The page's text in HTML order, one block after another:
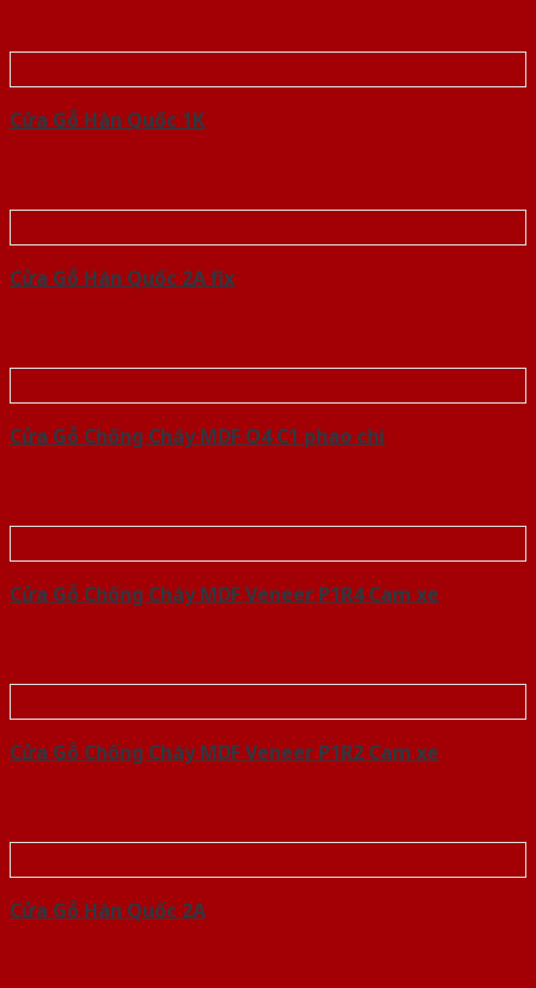
Cửa Gỗ Hàn Quốc 1K
Cửa Gỗ Hàn Quốc 2A fix
Cửa Gỗ Chống Cháy MDF O4 C1 phao chi
Cửa Gỗ Chống Cháy MDF Veneer P1R4 Cam xe
Cửa Gỗ Chống Cháy MDF Veneer P1R2 Cam xe
Cửa Gỗ Hàn Quốc 2A